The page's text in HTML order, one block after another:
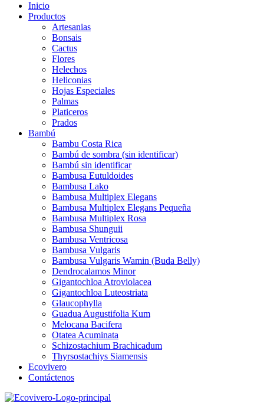
Inicio
Productos
Artesanias
Bonsais
Cactus
Flores
Helechos
Heliconias
Hojas Especiales
Palmas
Platiceros
Prados
Bambú
Bambu Costa Rica
Bambú de sombra (sin identificar)
Bambú sin identificar
Bambusa Eutuldoides
Bambusa Lako
Bambusa Multiplex Elegans
Bambusa Multiplex Elegans Pequeña
Bambusa Multiplex Rosa
Bambusa Shunguii
Bambusa Ventricosa
Bambusa Vulgaris
Bambusa Vulgaris Wamin (Buda Belly)
Dendrocalamos Minor
Gigantochloa Atroviolacea
Gigantochloa Luteostriata
Glaucophylla
Guadua Augustifolia Kum
Melocana Bacifera
Otatea Acuminata
Schizostachium Brachicadum
Thyrsostachiys Siamensis
Ecovivero
Contáctenos